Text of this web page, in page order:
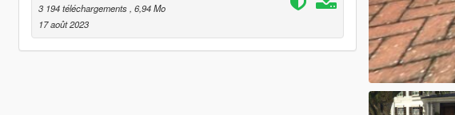
3 194 téléchargements , 6,94 Mo
17 août 2023